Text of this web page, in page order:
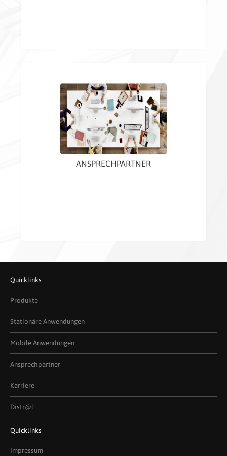
ANSPRECHPARTNER
Quicklinks
Produkte
Stationäre Anwendungen
Mobile Anwendungen
Ansprechpartner
Karriere
Distr@l
Quicklinks
Impressum